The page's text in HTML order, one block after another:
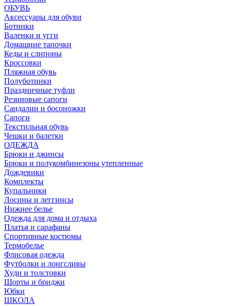
ОБУВЬ
Аксессуары для обуви
Ботинки
Валенки и угги
Домашние тапочки
Кеды и слипоны
Кроссовки
Пляжная обувь
Полуботинки
Праздничные туфли
Резиновые сапоги
Сандалии и босоножки
Сапоги
Текстильная обувь
Чешки и балетки
ОДЕЖДА
Брюки и джинсы
Брюки и полукомбинезоны утепленные
Дождевики
Комплекты
Купальники
Лосины и леггинсы
Нижнее белье
Одежда для дома и отдыха
Платья и сарафаны
Спортивные костюмы
Термобелье
Флисовая одежда
Футболки и лонгсливы
Худи и толстовки
Шорты и бриджи
Юбки
ШКОЛА